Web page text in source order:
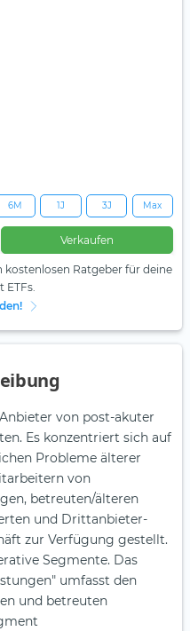
6M 1J 3J Max
Verkaufen
kostenlosen Ratgeber für deine
ETFs.
von post-akuter
Es konzentriert sich auf
Probleme älterer
von
betreuten/älteren
und Drittanbieter-
zur Verfügung gestellt.
Segmente. Das
umfasst den
und betreuten